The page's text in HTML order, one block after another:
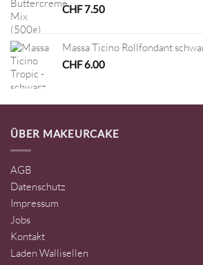
CHF7.50
Massa Ticino Rollfondant
CHF6.00
ÜBER MAKEURCAKE
AGB
Datenschutz
Impressum
Jobs
Kontakt
Laden Wallisellen